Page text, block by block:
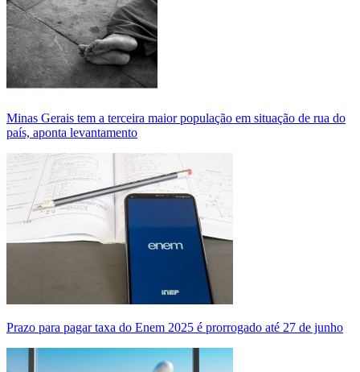
Minas Gerais tem a terceira maior população em situação de rua do
país, aponta levantamento
Prazo para pagar taxa do Enem 2025 é prorrogado até 27 de junho